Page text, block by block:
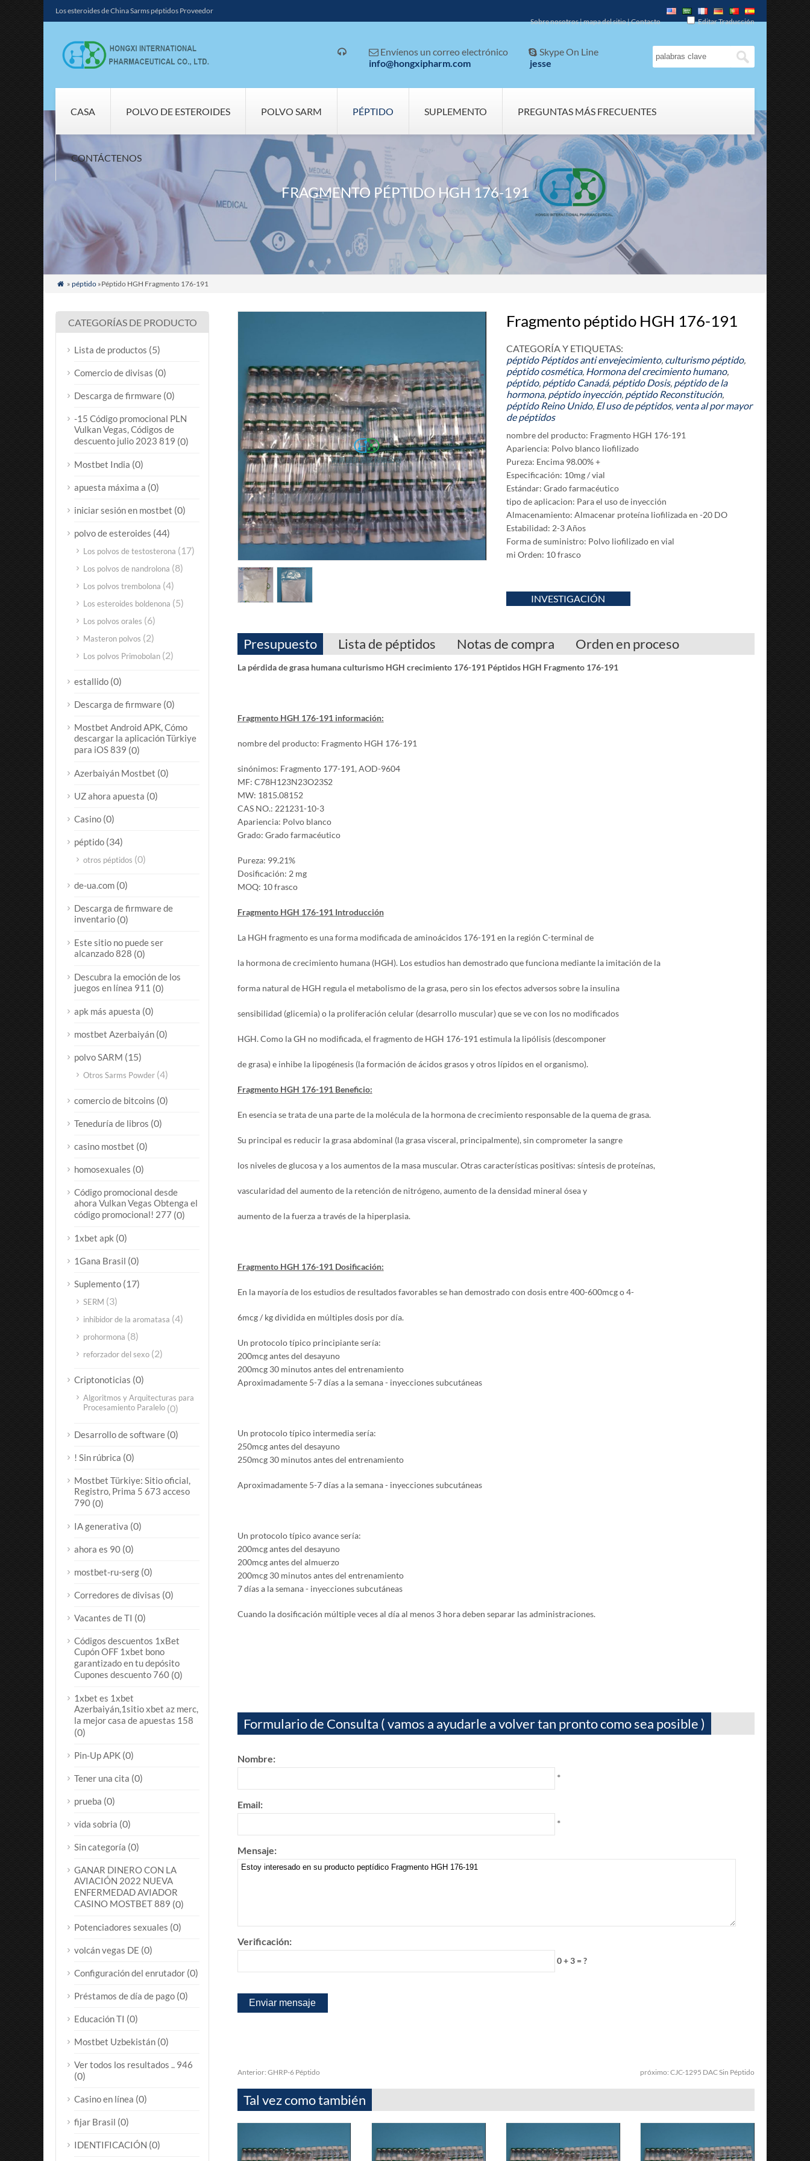
Los esteroides de China Sarms péptidos Proveedor
Sobre nosotros|mapa del sitio|Contacto Editar Traducción
  Envíenos un correo electrónico
info@hongxipharm.com
 Skype On Line
jesse
CASA POLVO DE ESTEROIDES POLVO SARM PÉPTIDO SUPLEMENTO PREGUNTAS MÁS FRECUENTES
CONTÁCTENOS
FRAGMENTO PÉPTIDO HGH 176-191
 » péptido»Péptido HGH Fragmento 176-191
Fragmento péptido HGH 176-191
CATEGORÍA Y ETIQUETAS:
péptido Péptidos anti envejecimiento, culturismo péptido,
péptido cosmética, Hormona del crecimiento humano,
péptido, péptido Canadá, péptido Dosis, péptido de la
hormona, péptido inyección, péptido Reconstitución,
péptido Reino Unido, El uso de péptidos, venta al por mayor
de péptidos
nombre del producto: Fragmento HGH 176-191
Apariencia: Polvo blanco liofilizado
Pureza: Encima 98.00% +
Especificación: 10mg / vial
Estándar: Grado farmacéutico
tipo de aplicacion: Para el uso de inyección
Almacenamiento: Almacenar proteína liofilizada en -20 DO
Estabilidad: 2-3 Años
Forma de suministro: Polvo liofilizado en vial
mi Orden: 10 frasco
INVESTIGACIÓN
Presupuesto Lista de péptidos Notas de compra Orden en proceso
La pérdida de grasa humana culturismo HGH crecimiento 176-191 Péptidos HGH Fragmento 176-191
Fragmento HGH 176-191 información:
nombre del producto: Fragmento HGH 176-191
sinónimos: Fragmento 177-191, AOD-9604
MF: C78H123N23O23S2
MW: 1815.08152
CAS NO.: 221231-10-3
Apariencia: Polvo blanco
Grado: Grado farmacéutico
Pureza: 99.21%
Dosificación: 2 mg
MOQ: 10 frasco
Fragmento HGH 176-191 Introducción
La HGH fragmento es una forma modificada de aminoácidos 176-191 en la región C-terminal de
la hormona de crecimiento humana (HGH). Los estudios han demostrado que funciona mediante la imitación de la
forma natural de HGH regula el metabolismo de la grasa, pero sin los efectos adversos sobre la insulina
sensibilidad (glicemia) o la proliferación celular (desarrollo muscular) que se ve con los no modificados
HGH. Como la GH no modificada, el fragmento de HGH 176-191 estimula la lipólisis (descomponer
de grasa) e inhibe la lipogénesis (la formación de ácidos grasos y otros lípidos en el organismo).
Fragmento HGH 176-191 Beneficio:
En esencia se trata de una parte de la molécula de la hormona de crecimiento responsable de la quema de grasa.
Su principal es reducir la grasa abdominal (la grasa visceral, principalmente), sin comprometer la sangre
los niveles de glucosa y a los aumentos de la masa muscular. Otras características positivas: síntesis de proteínas,
vascularidad del aumento de la retención de nitrógeno, aumento de la densidad mineral ósea y
aumento de la fuerza a través de la hiperplasia.
Fragmento HGH 176-191 Dosificación:
En la mayoría de los estudios de resultados favorables se han demostrado con dosis entre 400-600mcg o 4-
6mcg / kg dividida en múltiples dosis por día.
Un protocolo típico principiante sería:
200mcg antes del desayuno
200mcg 30 minutos antes del entrenamiento
Aproximadamente 5-7 días a la semana - inyecciones subcutáneas
Un protocolo típico intermedia sería:
250mcg antes del desayuno
250mcg 30 minutos antes del entrenamiento
Aproximadamente 5-7 días a la semana - inyecciones subcutáneas
Un protocolo típico avance sería:
200mcg antes del desayuno
200mcg antes del almuerzo
200mcg 30 minutos antes del entrenamiento
7 días a la semana - inyecciones subcutáneas
Cuando la dosificación múltiple veces al día al menos 3 hora deben separar las administraciones.
Formulario de Consulta ( vamos a ayudarle a volver tan pronto como sea posible )
Nombre:
*
Email:
*
Mensaje:
Verificación:
0 + 3 = ?
Anterior: GHRP-6 Péptido próximo: CJC-1295 DAC Sin Péptido
Tal vez como también
CATEGORÍAS DE PRODUCTO
Lista de productos (5)
Comercio de divisas (0)
Descarga de firmware (0)
-15 Código promocional PLN
Vulkan Vegas, Códigos de
descuento julio 2023 819 (0)
Mostbet India (0)
apuesta máxima a (0)
iniciar sesión en mostbet (0)
polvo de esteroides (44)
Los polvos de testosterona (17)
Los polvos de nandrolona (8)
Los polvos trembolona (4)
Los esteroides boldenona (5)
Los polvos orales (6)
Masteron polvos (2)
Los polvos Primobolan (2)
estallido (0)
Descarga de firmware (0)
Mostbet Android APK, Cómo
descargar la aplicación Türkiye
para iOS 839 (0)
Azerbaiyán Mostbet (0)
UZ ahora apuesta (0)
Casino (0)
péptido (34)
otros péptidos (0)
de-ua.com (0)
Descarga de firmware de
inventario (0)
Este sitio no puede ser
alcanzado 828 (0)
Descubra la emoción de los
juegos en línea 911 (0)
apk más apuesta (0)
mostbet Azerbaiyán (0)
polvo SARM (15)
Otros Sarms Powder (4)
comercio de bitcoins (0)
Teneduría de libros (0)
casino mostbet (0)
homosexuales (0)
Código promocional desde
ahora Vulkan Vegas Obtenga el
código promocional! 277 (0)
1xbet apk (0)
1Gana Brasil (0)
Suplemento (17)
SERM (3)
inhibidor de la aromatasa (4)
prohormona (8)
reforzador del sexo (2)
Criptonoticias (0)
Algoritmos y Arquitecturas para
Procesamiento Paralelo (0)
Desarrollo de software (0)
! Sin rúbrica (0)
Mostbet Türkiye: Sitio oficial,
Registro, Prima 5 673 acceso
790 (0)
IA generativa (0)
ahora es 90 (0)
mostbet-ru-serg (0)
Corredores de divisas (0)
Vacantes de TI (0)
Códigos descuentos 1xBet
Cupón OFF 1xbet bono
garantizado en tu depósito
Cupones descuento 760 (0)
1xbet es 1xbet
Azerbaiyán,1sitio xbet az merc,
la mejor casa de apuestas 158
(0)
Pin-Up APK (0)
Tener una cita (0)
prueba (0)
vida sobria (0)
Sin categoría (0)
GANAR DINERO CON LA
AVIACIÓN 2022 NUEVA
ENFERMEDAD AVIADOR
CASINO MOSTBET 889 (0)
Potenciadores sexuales (0)
volcán vegas DE (0)
Configuración del enrutador (0)
Préstamos de día de pago (0)
Educación TI (0)
Mostbet Uzbekistán (0)
Ver todos los resultados .. 946
(0)
Casino en línea (0)
fijar Brasil (0)
IDENTIFICACIÓN (0)